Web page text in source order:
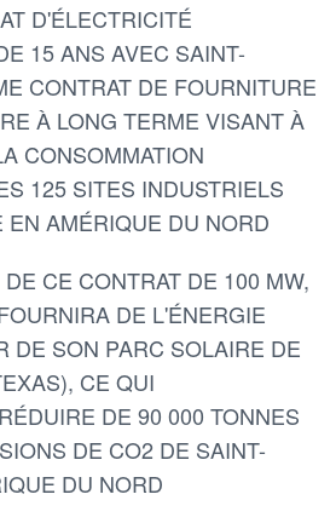
D'ÉLECTRICITÉ
15 ANS AVEC SAINT-
CONTRAT DE FOURNITURE
À LONG TERME VISANT À
CONSOMMATION
125 SITES INDUSTRIELS
EN AMÉRIQUE DU NORD
CE CONTRAT DE 100 MW,
DE L'ÉNERGIE
DE SON PARC SOLAIRE DE
CE QUI
DE 90 000 TONNES
DE CO2 DE SAINT-
DU NORD